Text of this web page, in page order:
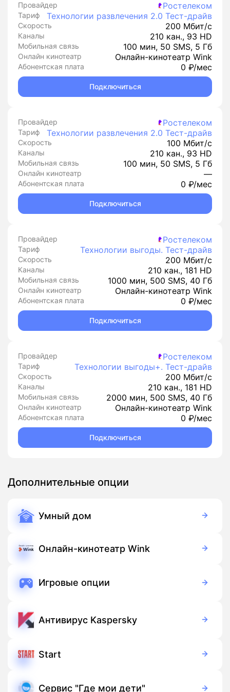
Провайдер Ростелеком
Тариф Технологии развлечения 2.0 Тест-драйв
Скорость 200 Мбит/с
Каналы 210 кан., 93 HD
Мобильная связь 100 мин, 50 SMS, 5 Гб
Онлайн кинотеатр Онлайн-кинотеатр Wink
Абонентская плата 0 ₽/мес
Подключиться
Провайдер Ростелеком
Тариф Технологии развлечения 2.0 Тест-драйв
Скорость 100 Мбит/с
Каналы 210 кан., 93 HD
Мобильная связь 100 мин, 50 SMS, 5 Гб
Онлайн кинотеатр —
Абонентская плата 0 ₽/мес
Подключиться
Провайдер Ростелеком
Тариф Технологии выгоды. Тест-драйв
Скорость 200 Мбит/с
Каналы 210 кан., 181 HD
Мобильная связь 1000 мин, 500 SMS, 40 Гб
Онлайн кинотеатр Онлайн-кинотеатр Wink
Абонентская плата 0 ₽/мес
Подключиться
Провайдер Ростелеком
Тариф Технологии выгоды+. Тест-драйв
Скорость 200 Мбит/с
Каналы 210 кан., 181 HD
Мобильная связь 2000 мин, 500 SMS, 40 Гб
Онлайн кинотеатр Онлайн-кинотеатр Wink
Абонентская плата 0 ₽/мес
Подключиться
Дополнительные опции
Умный дом
Подписка 900 руб./мес
Онлайн-кинотеатр Wink
Подписка
Игровые опции
Антивирус Kaspersky
Start
Сервис "Где мои дети"